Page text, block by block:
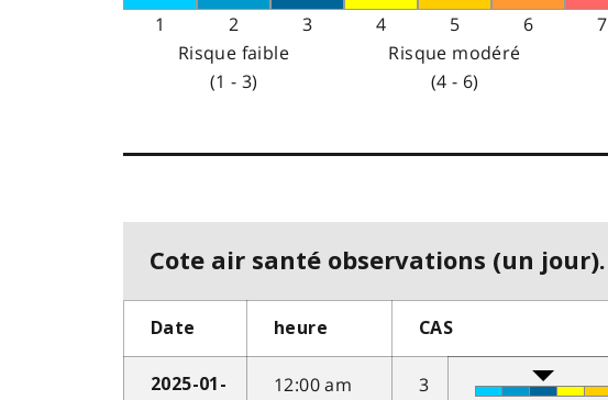
1 2 3 4 5 6 7
Risque faible
(1 - 3)
Risque modéré
(4 - 6)
Cote air santé observations (un jour).
Date heure CAS
2025-01-
12:00 am
3